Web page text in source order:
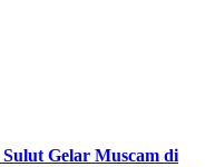
Gelar Muscam di